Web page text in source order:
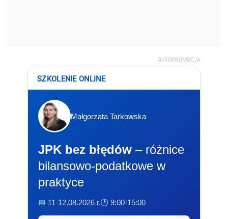
AUTOPROMOCJA
SZKOLENIE ONLINE
Małgorzata Tarkowska
JPK bez błędów – różnice
bilansowo-podatkowe w
praktyce
📅 11-12.08.2026 r.🕐 9:00-15:00